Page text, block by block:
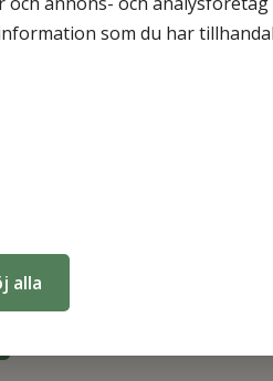
som du har
alla
med